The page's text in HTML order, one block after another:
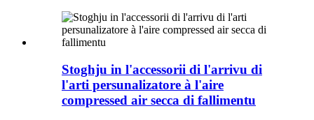
Stoghju in l'accessorii di l'arrivu di
l'arti persunalizatore à l'aire
compressed air secca di fallimentu